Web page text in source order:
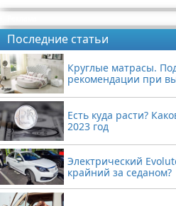
Последние статьи
Круглые матрасы.
рекомендации при
Есть куда расти?
2023 год
Электрический
крайний за седаном?